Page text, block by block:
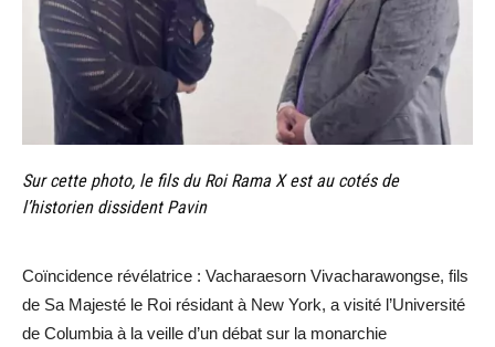
Sur cette photo, le fils du Roi Rama X est au cotés de
l’historien dissident Pavin
Coïncidence révélatrice : Vacharaesorn Vivacharawongse, fils
de Sa Majesté le Roi résidant à New York, a visité l’Université
de Columbia à la veille d’un débat sur la monarchie